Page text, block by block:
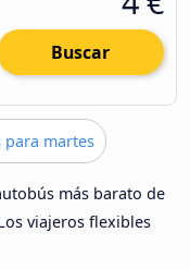
Buscar
martes
más barato de
viajeros flexibles